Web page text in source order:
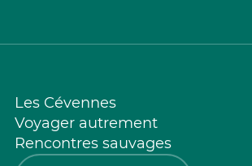
Les Cévennes
Voyager autrement
Rencontres sauvages